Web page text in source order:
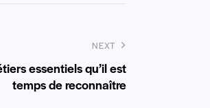
NEXT
essentiels qu’il est
temps de reconnaître